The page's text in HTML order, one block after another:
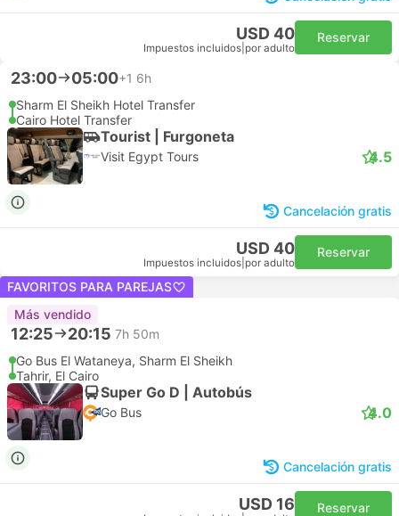
USD 40
Impuestos incluidos por adulto
Reservar
23:00 05:00+1 6h
Sharm El Sheikh Hotel Transfer
Cairo Hotel Transfer
Tourist | Furgoneta
Visit Egypt Tours 4.5
Cancelación gratis
USD 40
Impuestos incluidos por adulto
Reservar
FAVORITOS PARA PAREJAS
Más vendido
12:25 20:15 7h 50m
Go Bus El Wataneya, Sharm El Sheikh
Tahrir, El Cairo
Super Go D | Autobús
Go Bus 4.0
Cancelación gratis
USD 16 Reservar